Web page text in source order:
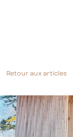
Retour aux articles